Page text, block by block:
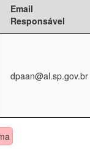
Email
Responsável
dpaan@al.sp.gov.br